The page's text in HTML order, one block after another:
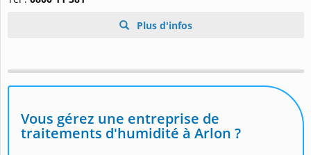
Plus d'infos
Vous gérez une entreprise de
traitements d'humidité à Arlon ?